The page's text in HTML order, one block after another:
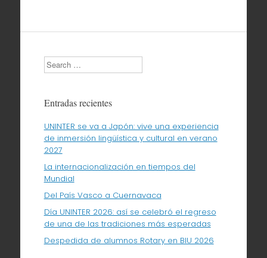
Search
Entradas recientes
UNINTER se va a Japón: vive una experiencia
de inmersión lingüística y cultural en verano
2027
La internacionalización en tiempos del
Mundial
Del País Vasco a Cuernavaca
Día UNINTER 2026: así se celebró el regreso
de una de las tradiciones más esperadas
Despedida de alumnos Rotary en BIU 2026